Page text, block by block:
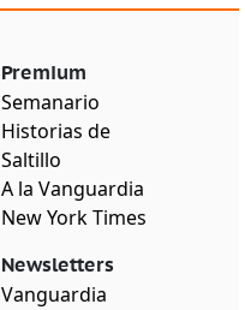
Premium
Semanario
Historias de
Saltillo
A la Vanguardia
New York Times
Newsletters
Vanguardia